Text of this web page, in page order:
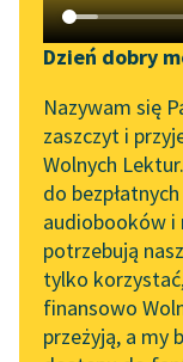
Katalog DAISY
Podkasty o
Aktualności
Zapraszamy na
online z
literatury
Spotkanie z
Tunkiel w Oslo
Wolne Lektury na
Dzień dobry
Nazywam się
zaszczyt i
Wolnych
do
audiobooków i
potrzebują
tylko
finansowo
przeżyją, a my